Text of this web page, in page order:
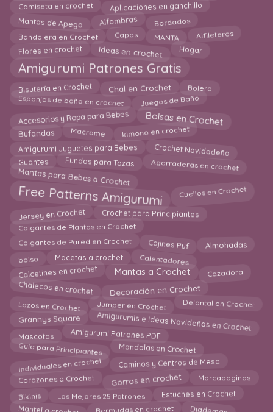
Camiseta en crochet Aplicaciones en ganchillo
Mantas de Apego Alfombras Bordados
Bandolera en Crochet Capas MANTA Alfileteros
Flores en crochet Ideas en crochet Hogar
Amigurumi Patrones Gratis
Bisutería en Crochet Chal en Crochet Bolero
Esponjas de baño en crochet Juegos de Baño
Accesorios y Ropa para Bebes Bolsas en Crochet
Bufandas Macrame kimono en crochet
Amigurumi Juguetes para Bebes Crochet Navidadeño
Guantes Fundas para Tazas Agarraderas en crochet
Mantas para Bebes a Crochet
Free Patterns Amigurumi Cuellos en Crochet
Jersey en Crochet Crochet para Principiantes
Colgantes de Plantas en Crochet
Colgantes de Pared en Crochet Cojines Puf Almohadas
bolso Macetas a crochet Calentadores
Calcetines en crochet Mantas a Crochet Cazadora
Chalecos en crochet Decoración en Crochet
Lazos en Crochet Jumper en Crochet Delantal en Crochet
Grannys Square Amigurumis e Ideas Navideñas en Crochet
Mascotas Amigurumi Patrones PDF
Guía para Principiantes Mandalas en Crochet
Individuales en crochet Caminos y Centros de Mesa
Corazones a Crochet Gorros en crochet Marcapaginas
Bikinis Los Mejores 25 Patrones Estuches en Crochet
Mantel a crochet Diademas